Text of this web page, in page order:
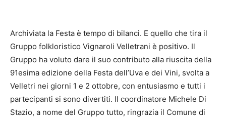
Archiviata la Festa è tempo di bilanci. E quello che tira il
Gruppo folkloristico Vignaroli Velletrani è positivo. Il
Gruppo ha voluto dare il suo contributo alla riuscita della
91esima edizione della Festa dell’Uva e dei Vini, svolta a
Velletri nei giorni 1 e 2 ottobre, con entusiasmo e tutti i
partecipanti si sono divertiti. Il coordinatore Michele Di
Stazio, a nome del Gruppo tutto, ringrazia il Comune di